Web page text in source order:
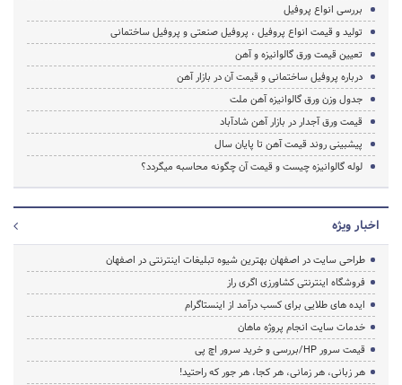
بررسی انواع پروفیل
تولید و قیمت انواع پروفیل ، پروفیل صنعتی و پروفیل ساختمانی
تعیین قیمت ورق گالوانیزه و آهن
درباره پروفیل ساختمانی و قیمت آن در بازار آهن
جدول وزن ورق گالوانیزه آهن ملت
قیمت ورق آجدار در بازار آهن شادآباد
پیشبینی روند قیمت آهن تا پایان سال
لوله گالوانیزه چیست و قیمت آن چگونه محاسبه میگردد؟
اخبار ویژه
طراحی سایت در اصفهان بهترین شیوه تبلیغات اینترنتی در اصفهان
فروشگاه اینترنتی کشاورزی اگری راز
ایده های طلایی برای کسب درآمد از اینستاگرام
خدمات سایت انجام پروژه ماهان
قیمت سرور HP/بررسی و خرید سرور اچ پی
هر زبانی، هر زمانی، هر کجا، هر جور که راحتید!